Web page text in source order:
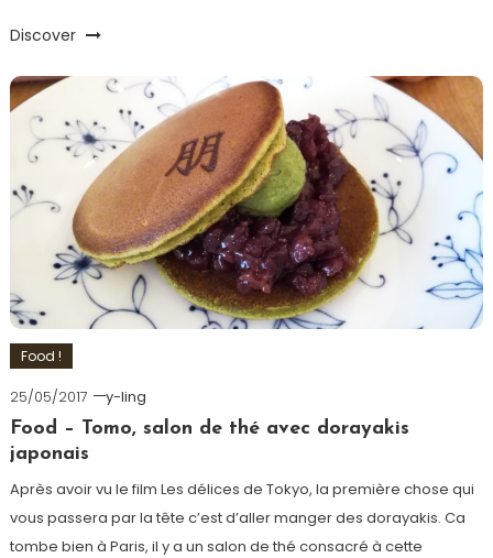
Discover
Food !
25/05/2017
y-ling
Food – Tomo, salon de thé avec dorayakis
japonais
Après avoir vu le film Les délices de Tokyo, la première chose qui
vous passera par la tête c’est d’aller manger des dorayakis. Ca
tombe bien à Paris, il y a un salon de thé consacré à cette